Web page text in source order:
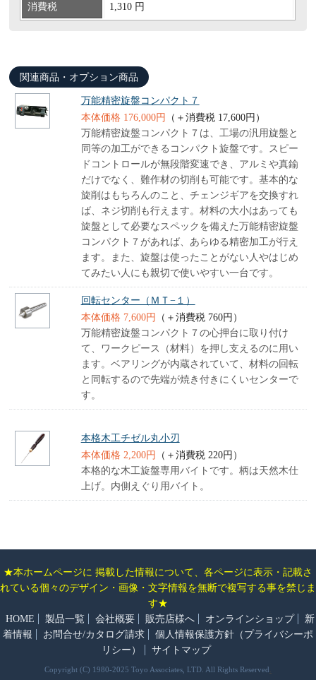
消費税 1,310 円
関連商品・オプション商品
万能精密旋盤コンパクト７
本体価格 176,000円
（＋消費税 17,600円）
万能精密旋盤コンパクト７は、工場の汎用旋盤と
同等の加工ができるコンパクト旋盤です。スピー
ドコントロールが無段階変速でき、アルミや真鍮
だけでなく、難作材の切削も可能です。基本的な
旋削はもちろんのこと、チェンジギアを交換すれ
ば、ネジ切削も行えます。材料の大小はあっても
旋盤として必要なスペックを備えた万能精密旋盤
コンパクト７があれば、あらゆる精密加工が行え
ます。また、旋盤は使ったことがない人やはじめ
てみたい人にも親切で使いやすい一台です。
回転センター（ＭＴ−１）
本体価格 7,600円
（＋消費税 760円）
万能精密旋盤コンパクト７の心押台に取り付け
て、ワークピース（材料）を押し支えるのに用い
ます。ベアリングが内蔵されていて、材料の回転
と同転するので先端が焼き付きにくいセンターで
す。
本格木工チゼル丸小刃
本体価格 2,200円
（＋消費税 220円）
本格的な木工旋盤専用バイトです。柄は天然木仕
上げ。内側えぐり用バイト。
★本ホームページに 掲載した情報について、各ページに表示・記載さ
れている個々のデザイン・画像・文字情報を無断で複写する事を禁じま
す★
HOME
製品一覧 会社概要 販売店様へ オンラインショップ
新
着情報
お問合せ/カタログ請求
個人情報保護方針（プライバシーポ
リシー）
サイトマップ
Copyright (C) 1980-2025 Toyo Associates, LTD. All Rights Reserved